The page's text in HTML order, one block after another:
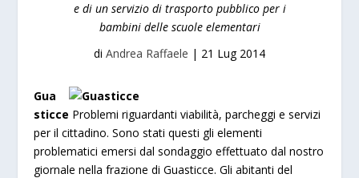
e di un servizio di trasporto pubblico per i
bambini delle scuole elementari
di Andrea Raffaele | 21 Lug 2014
Gua
sticce Problemi riguardanti viabilità, parcheggi e servizi
per il cittadino. Sono stati questi gli elementi
problematici emersi dal sondaggio effettuato dal nostro
giornale nella frazione di Guasticce. Gli abitanti del